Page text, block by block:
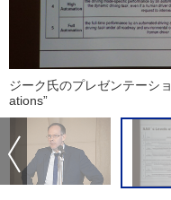
ジーク氏のプレゼンテーシ
ations”